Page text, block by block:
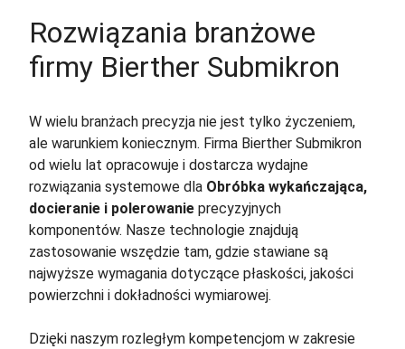
Rozwiązania branżowe
firmy Bierther Submikron
W wielu branżach precyzja nie jest tylko życzeniem,
ale warunkiem koniecznym. Firma Bierther Submikron
od wielu lat opracowuje i dostarcza wydajne
rozwiązania systemowe dla Obróbka wykańczająca,
docieranie i polerowanie precyzyjnych
komponentów. Nasze technologie znajdują
zastosowanie wszędzie tam, gdzie stawiane są
najwyższe wymagania dotyczące płaskości, jakości
powierzchni i dokładności wymiarowej.
Dzięki naszym rozległym kompetencjom w zakresie